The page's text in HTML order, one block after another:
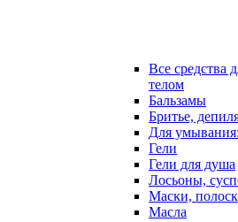
Все средства
телом
Бальзамы
Бритье,
Для
Гели
Гели для душа
Лосьоны,
Маски,
Масла